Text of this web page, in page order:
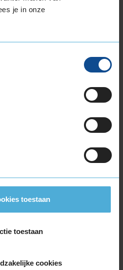
je in onze
toestaan
toestaan
cookies
& Zeker